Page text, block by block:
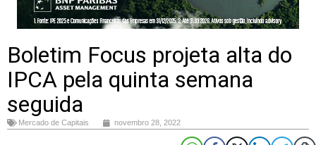
Boletim Focus projeta alta do
IPCA pela quinta semana
seguida
Mercado de Capitais novembro 28, 2022